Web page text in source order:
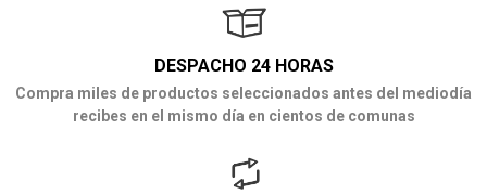
DESPACHO 24 HORAS
Compra miles de productos seleccionados antes del mediodía
recibes en el mismo día en cientos de comunas